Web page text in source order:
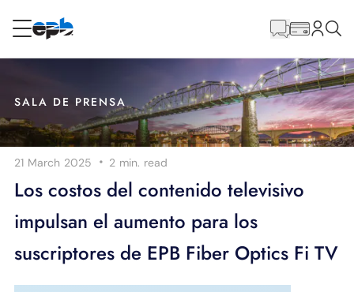
Internet
Energía
Televisión
principal
SALA DE PRENSA
21 March 2025 · 2 min. read
Los costos del contenido televisivo
impulsan el aumento para los
suscriptores de EPB Fiber Optics Fi TV